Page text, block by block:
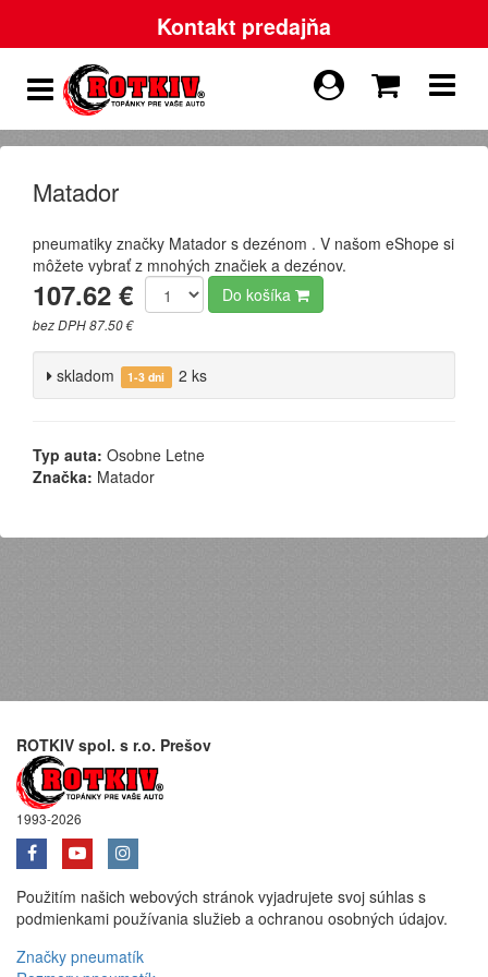
Kontakt predajňa
Matador
pneumatiky značky Matador s dezénom . V našom eShope si
môžete vybrať z mnohých značiek a dezénov.
107.62 €
bez DPH 87.50 €
Do košíka
skladom 1-3 dni 2 ks
Typ auta: Osobne Letne
Značka: Matador
ROTKIV spol. s r.o. Prešov
1993-2026
Použitím našich webových stránok vyjadrujete svoj súhlas s
podmienkami používania služieb a ochranou osobných údajov.
Značky pneumatík